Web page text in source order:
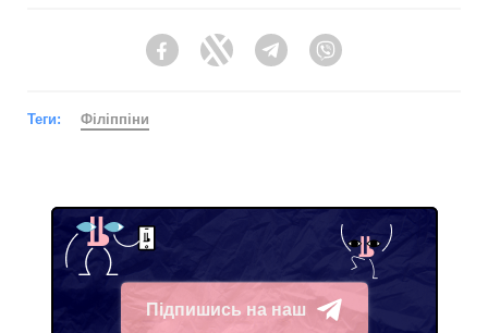
FacebookTwitter Telegram
Теги: Філіппіни
Підпишись на наш
Telegram